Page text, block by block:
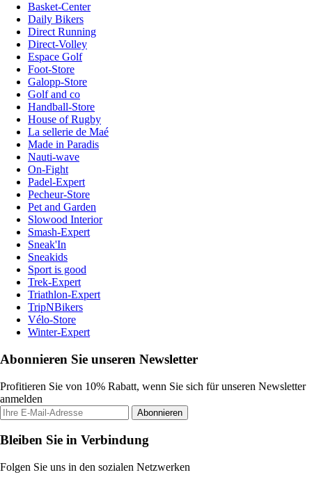
Basket-Center
Daily Bikers
Direct Running
Direct-Volley
Espace Golf
Foot-Store
Galopp-Store
Golf and co
Handball-Store
House of Rugby
La sellerie de Maé
Made in Paradis
Nauti-wave
On-Fight
Padel-Expert
Pecheur-Store
Pet and Garden
Slowood Interior
Smash-Expert
Sneak'In
Sneakids
Sport is good
Trek-Expert
Triathlon-Expert
TripNBikers
Vélo-Store
Winter-Expert
Abonnieren Sie unseren Newsletter
Profitieren Sie von 10% Rabatt, wenn Sie sich für unseren Newsletter
anmelden
Abonnieren
Bleiben Sie in Verbindung
Folgen Sie uns in den sozialen Netzwerken